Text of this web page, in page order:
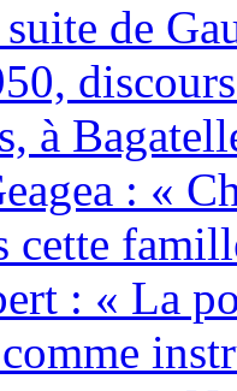
de
à
: «
cette
: « La
comme